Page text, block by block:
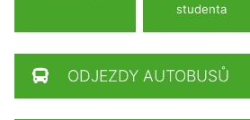
studenta
ODJEZDY AUTOBUSŮ